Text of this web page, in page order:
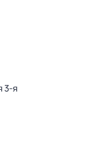
3-я